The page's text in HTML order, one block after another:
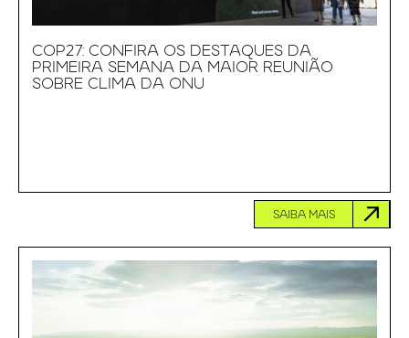
COP27: CONFIRA OS DESTAQUES DA
PRIMEIRA SEMANA DA MAIOR REUNIÃO
SOBRE CLIMA DA ONU
SAIBA MAIS